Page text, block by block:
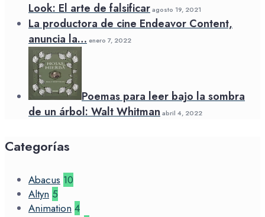
Look: El arte de falsificaragosto 19, 2021
La productora de cine Endeavor Content,
anuncia la… enero 7, 2022
Poemas para leer bajo la sombra
de un árbol: Walt Whitman abril 4, 2022
Categorías
Abacus 10
Altyn 5
Animation 4